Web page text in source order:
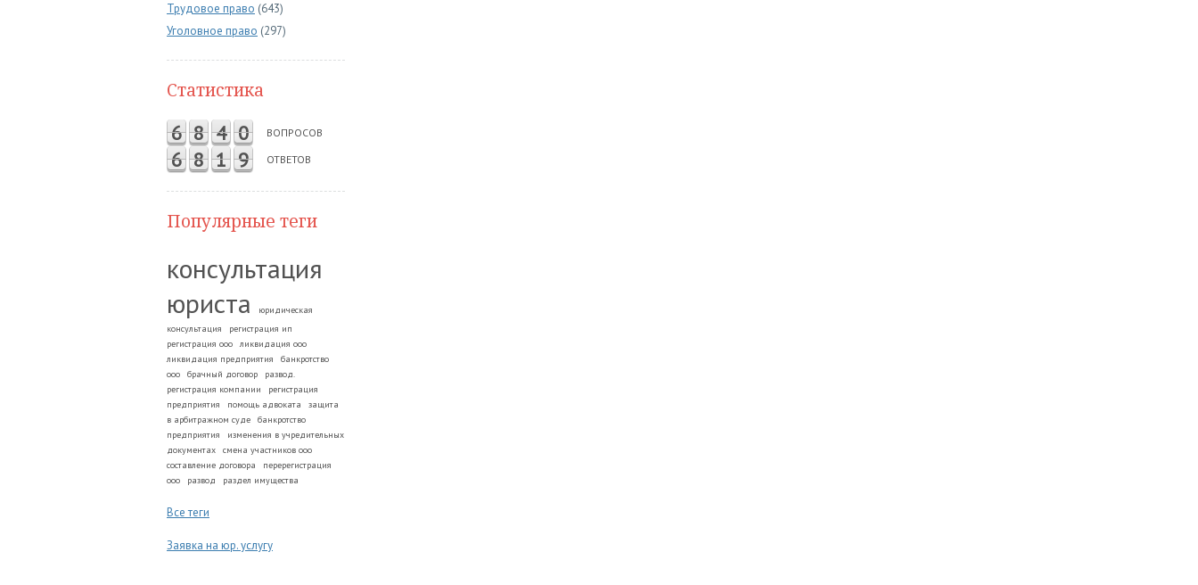
Трудовое право (643)
Уголовное право (297)
Статистика
6 8 4 0 ВОПРОСОВ
6 8 1 9 ОТВЕТОВ
Популярные теги
консультация
юриста
юридическая
консультация
регистрация ип
регистрация ооо
ликвидация ооо
ликвидация предприятия
банкротство
ооо
брачный договор
развод.
регистрация компании
регистрация
предприятия
помощь адвоката
защита
в арбитражном суде
банкротство
предприятия
изменения в учредительных
документах
смена участников ооо
составление договора
перерегистрация
ооо
развод раздел имущества
Все теги
Заявка на юр. услугу